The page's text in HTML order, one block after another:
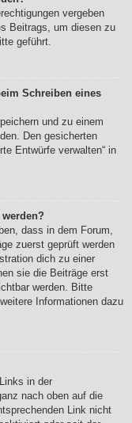
vergeben
Beitrags, um diesen zu
geführt.
Schreiben eines
und zu einem
Den gesicherten
Entwürfe verwalten“ in
dass in dem Forum,
zuerst geprüft werden
dich zu einer
sie die Beiträge erst
werden. Bitte
Informationen dazu
in der
nach oben auf die
Link nicht